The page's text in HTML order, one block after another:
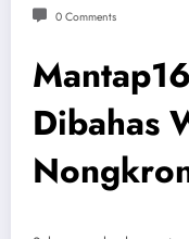
0 Comments
Dibahas